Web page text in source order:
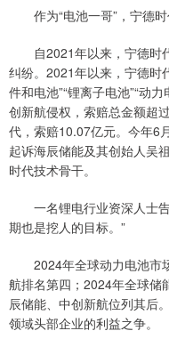
作为“电池一哥”，宁德时
自2021年以来，宁德时
纠纷。2021年以来，宁德时
件和电池”“锂离子电池”“动
创新航侵权，索赔总金额超
代，索赔10.07亿元。今年6
起诉海辰储能及其创始人吴
时代技术骨干。
一名锂电行业资深人士告
期也是挖人的目标。”
2024年全球动力电池市
航排名第四；2024年全球储
辰储能、中创新航位列其后
领域头部企业的利益之争。